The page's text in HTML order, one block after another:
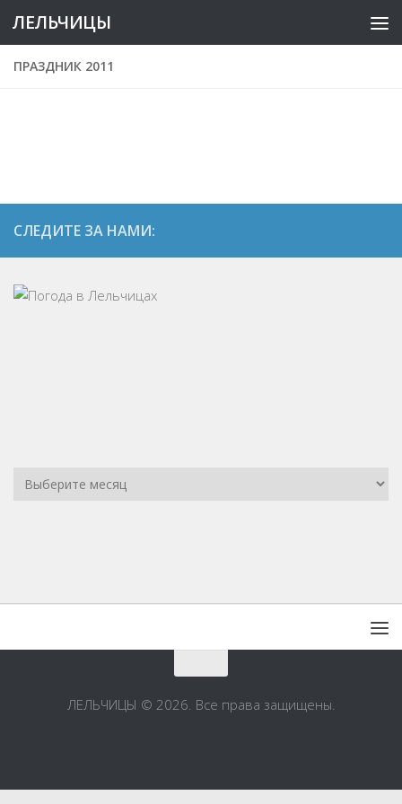
ЛЕЛЬЧИЦЫ
ПРАЗДНИК 2011
СЛЕДИТЕ ЗА НАМИ:
ЛЕЛЬЧИЦЫ © 2026. Все права защищены.